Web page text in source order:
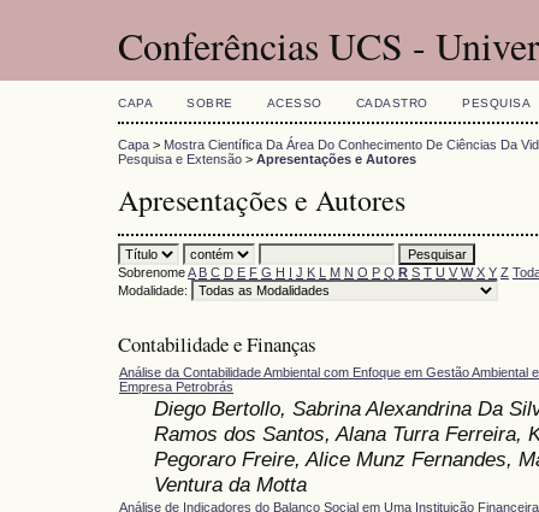
Conferências UCS -
CAPA SOBRE ACESSO CADASTRO PESQUISA
Capa > Mostra Científica Da Área Do Conhecimento De Ciências Da
Pesquisa e Extensão > Apresentações e Autores
Apresentações e Autores
SobrenomeA B C D E F G H I J K L M N O P Q R S T U V W X Y Z
Modalidade:
Contabilidade e Finanças
Análise da Contabilidade Ambiental com Enfoque em Gestão Ambiental
Empresa Petrobrás
Diego Bertollo, Sabrina Alexandrina Da
Ramos dos Santos, Alana Turra Ferreira,
Pegoraro Freire, Alice Munz Fernandes,
Ventura da Motta
Análise de Indicadores do Balanço Social em Uma Instituição Financeira